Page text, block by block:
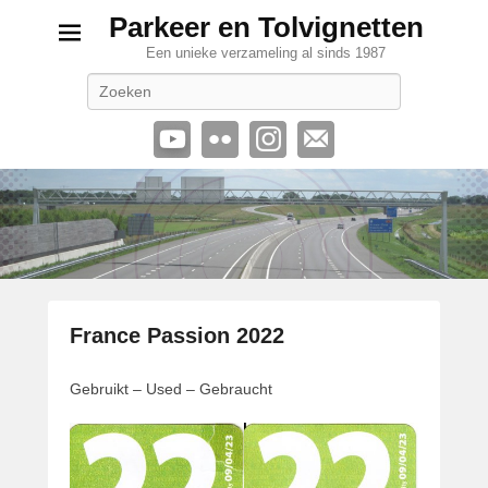
Parkeer en Tolvignetten
Een unieke verzameling al sinds 1987
France Passion 2022
e
l
a
Gebruikt – Used – Gebraucht